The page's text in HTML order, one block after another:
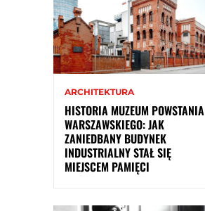
ARCHITEKTURA
HISTORIA MUZEUM POWSTANIA
WARSZAWSKIEGO: JAK
ZANIEDBANY BUDYNEK
INDUSTRIALNY STAŁ SIĘ
MIEJSCEM PAMIĘCI